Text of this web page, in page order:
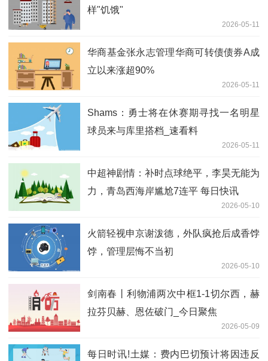
样"饥饿"
2026-05-11
华商基金张永志管理华商可转债债券A成
立以来涨超90%
2026-05-11
Shams：勇士将在休赛期寻找一名明星
球员来与库里搭档_速看料
2026-05-11
中超神剧情：补时点球绝平，李昊无能为
力，青岛西海岸尴尬7连平 每日快讯
2026-05-10
火箭轻视申京谢泼德，外队疯抢后成香饽
饽，管理层悔不当初
2026-05-10
剑南春丨利物浦两次中框1-1切尔西，赫
拉芬贝赫、恩佐破门_今日聚焦
2026-05-09
每日时讯!土媒：费内巴切预计将因违反